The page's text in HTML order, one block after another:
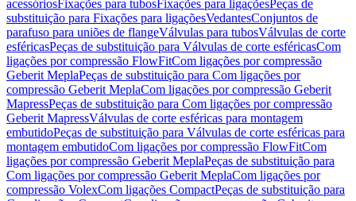
acessóriosFixações para tubosFixações para ligaçõesPeças de
substituição para Fixações para ligaçõesVedantesConjuntos de
parafuso para uniões de flangeVálvulas para tubosVálvulas de corte
esféricasPeças de substituição para Válvulas de corte esféricasCom
ligações por compressão FlowFitCom ligações por compressão
Geberit MeplaPeças de substituição para Com ligações por
compressão Geberit MeplaCom ligações por compressão Geberit
MapressPeças de substituição para Com ligações por compressão
Geberit MapressVálvulas de corte esféricas para montagem
embutidoPeças de substituição para Válvulas de corte esféricas para
montagem embutidoCom ligações por compressão FlowFitCom
ligações por compressão Geberit MeplaPeças de substituição para
Com ligações por compressão Geberit MeplaCom ligações por
compressão VolexCom ligações CompactPeças de substituição para